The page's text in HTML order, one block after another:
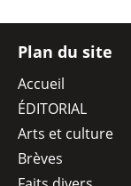
Plan du site
Accueil
ÉDITORIAL
Arts et culture
Brèves